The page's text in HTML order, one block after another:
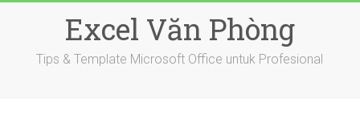
Excel Văn Phòng
Tips & Template Microsoft Office untuk Profesional